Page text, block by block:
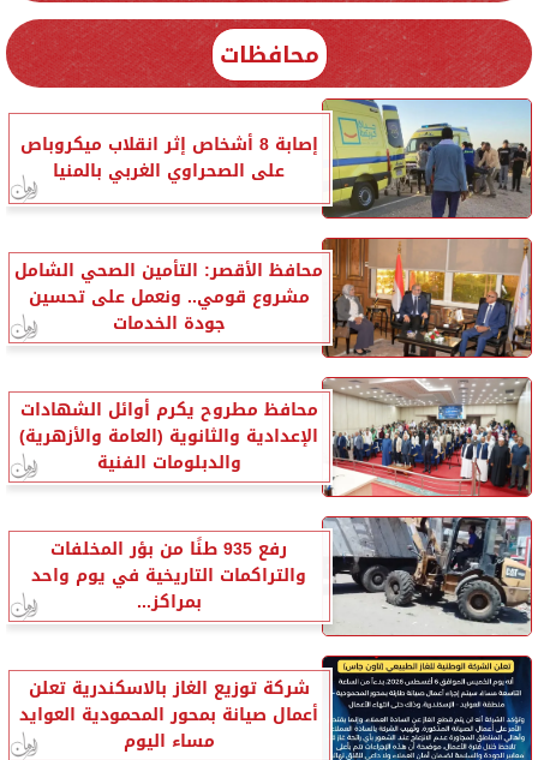
محافظات
إصابة 8 أشخاص إثر انقلاب ميكروباص
على الصحراوي الغربي بالمنيا
محافظ الأقصر: التأمين الصحي الشامل
مشروع قومي.. ونعمل على تحسين
جودة الخدمات
محافظ مطروح يكرم أوائل الشهادات
الإعدادية والثانوية (العامة والأزهرية)
والدبلومات الفنية
رفع 935 طنًا من بؤر المخلفات
والتراكمات التاريخية في يوم واحد
بمراكز...
شركة توزيع الغاز بالاسكندرية تعلن
أعمال صيانة بمحور المحمودية العوايد
مساء اليوم